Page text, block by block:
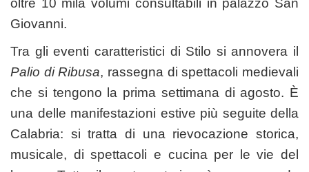
Giovanni.
Tra gli eventi caratteristici di Stilo si annovera il
Palio di Ribusa, rassegna di spettacoli medievali
che si tengono la prima settimana di agosto. È
una delle manifestazioni estive più seguite della
Calabria: si tratta di una rievocazione storica,
musicale, di spettacoli e cucina per le vie del